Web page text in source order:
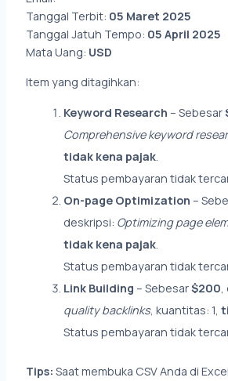
Tanggal Terbit: 05 Maret 2025
Tanggal Jatuh Tempo: 05 April 2025
Mata Uang: USD
Item yang ditagihkan:
Keyword Research – Sebesar
Comprehensive keyword
tidak kena pajak.
Status pembayaran tidak
On-page Optimization –
deskripsi: Optimizing page
tidak kena pajak.
Status pembayaran tidak
Link Building – Sebesar$200,
quality backlinks, kuantitas: 1,
Status pembayaran tidak
Tips: Saat membuka CSV Anda di